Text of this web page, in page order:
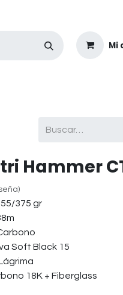
Mi
Hammer
375 gr
Soft Black 15
18K + Fiberglass